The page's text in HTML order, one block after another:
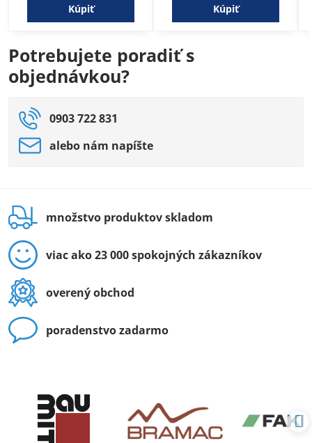
Kúpiť Kúpiť
Potrebujete poradiť s
objednávkou?
0903 722 831
alebo nám napíšte
množstvo produktov skladom
viac ako 23 000 spokojných zákazníkov
overený obchod
poradenstvo zadarmo